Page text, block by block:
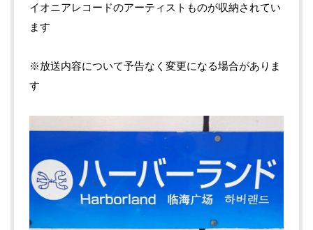
イオニアレコードのアーティストものが収納されてい
ます
※放送内容について予告なく変更になる場合がありま
す